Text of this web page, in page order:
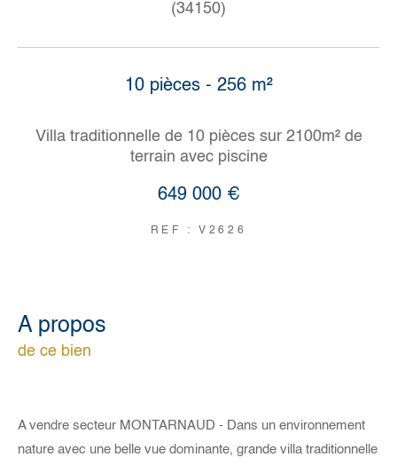
(34150)
10 pièces - 256 m²
Villa traditionnelle de 10 pièces sur 2100m² de
terrain avec piscine
649 000 €
REF : V2626
a propos
de ce bien
A vendre secteur MONTARNAUD - Dans un environnement
nature avec une belle vue dominante, grande villa traditionnelle